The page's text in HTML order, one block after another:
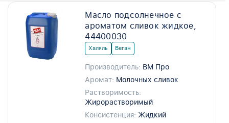
Масло подсолнечное с
ароматом сливок жидкое,
44400030
Халяль Веган
Производитель: ВМ Про
Аромат: Молочных сливок
Растворимость:
Жирорастворимый
Консистенция: Жидкий